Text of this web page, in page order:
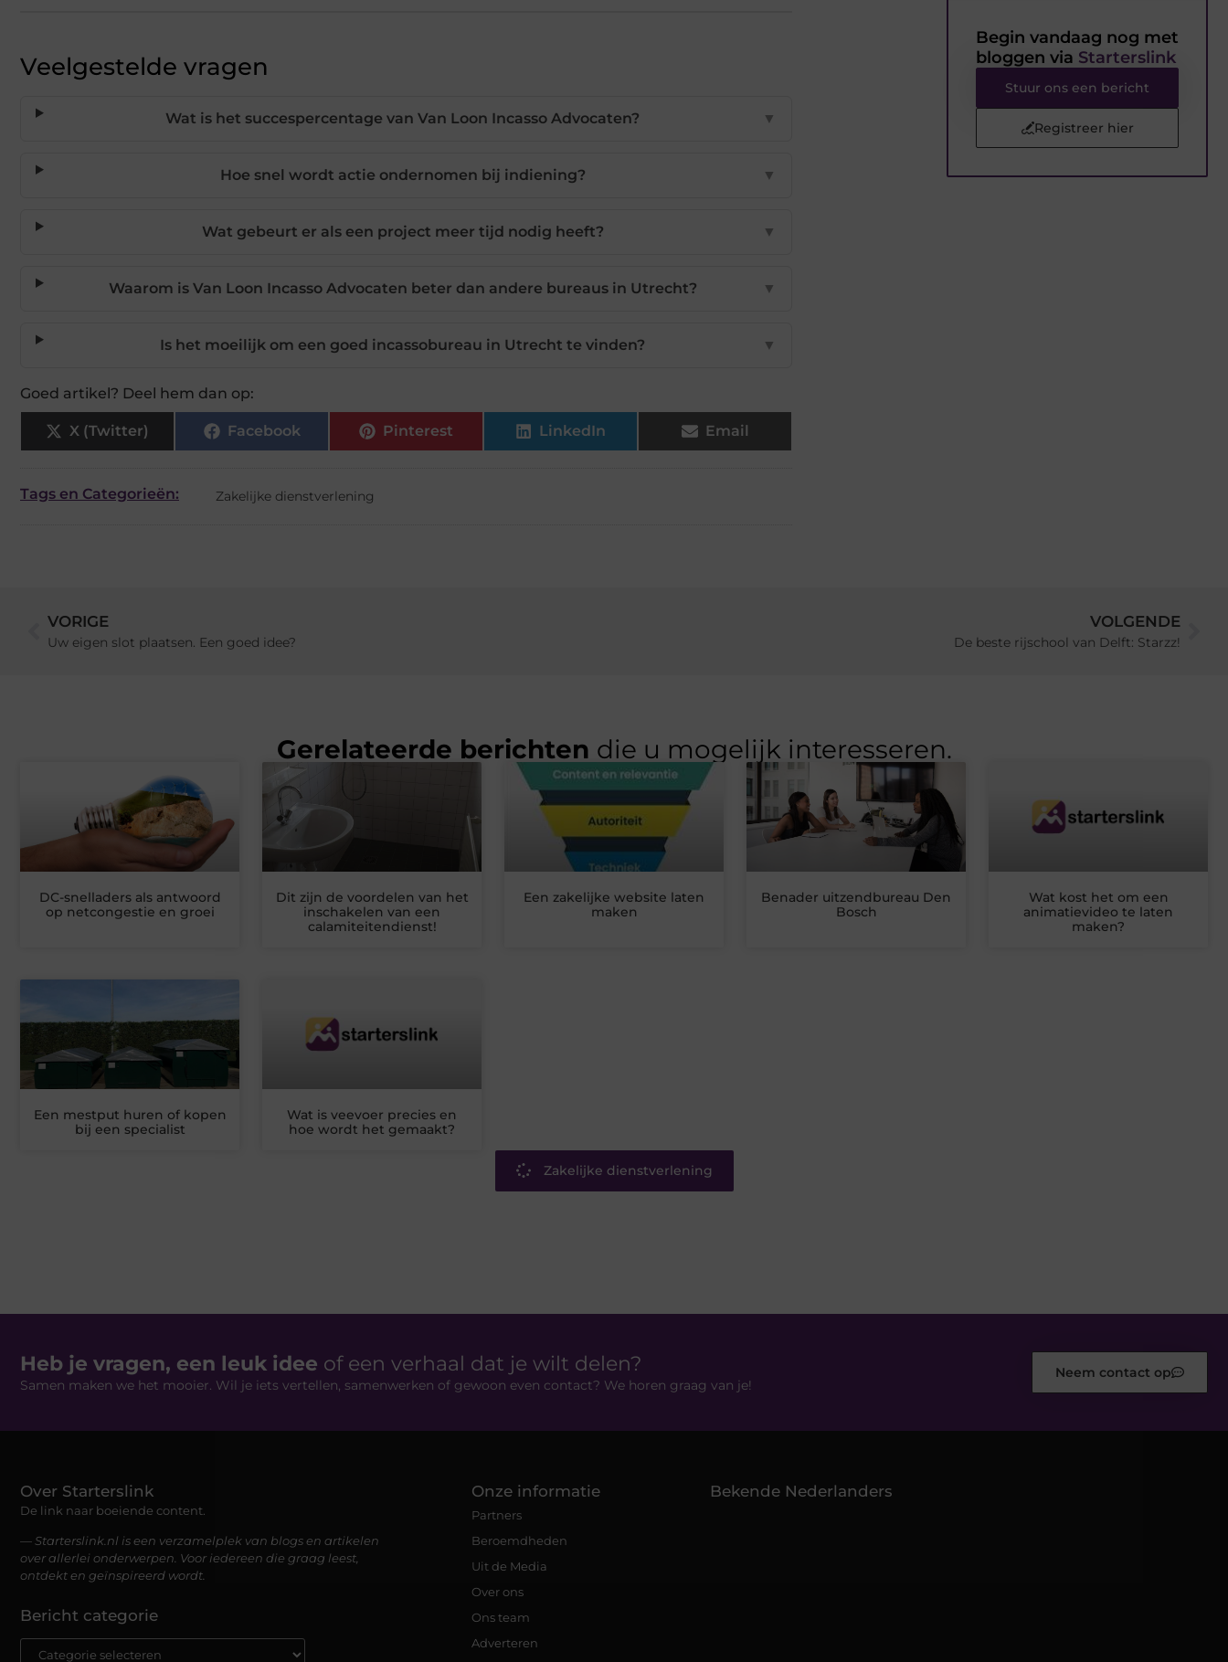
Veelgestelde vragen
Wat is het succespercentage van Van Loon Incasso Advocaten? ▼
Hoe snel wordt actie ondernomen bij indiening? ▼
Wat gebeurt er als een project meer tijd nodig heeft? ▼
Waarom is Van Loon Incasso Advocaten beter dan andere bureaus in Utrecht? ▼
Is het moeilijk om een goed incassobureau in Utrecht te vinden? ▼
Goed artikel? Deel hem dan op:
X (Twitter) Facebook Pinterest LinkedIn Email
Tags en Categorieën: Zakelijke dienstverlening
Begin vandaag nog met
bloggen via Starterslink
Stuur ons een bericht
Registreer hier
VORIGE
Uw eigen slot plaatsen. Een goed idee?
VOLGENDE
De beste rijschool van Delft: Starzz!
Gerelateerde berichten die u mogelijk interesseren.
DC-snelladers als antwoord
op netcongestie en groei
Dit zijn de voordelen van het
inschakelen van een
calamiteitendienst!
Een zakelijke website laten
maken
Benader uitzendbureau Den
Bosch
Wat kost het om een
animatievideo te laten
maken?
Een mestput huren of kopen
bij een specialist
Wat is veevoer precies en
hoe wordt het gemaakt?
Zakelijke dienstverlening
Heb je vragen, een leuk idee of een verhaal dat je wilt delen?
Samen maken we het mooier. Wil je iets vertellen, samenwerken of gewoon even contact? We horen graag van je!
Neem contact op
Over Starterslink
De link naar boeiende content.
— Starterslink.nl is een verzamelplek van blogs en artikelen
over allerlei onderwerpen. Voor iedereen die graag leest,
ontdekt en geïnspireerd wordt.
Bericht categorie
Onze informatie
Partners
Beroemdheden
Uit de Media
Over ons
Ons team
Adverteren
Bekende Nederlanders